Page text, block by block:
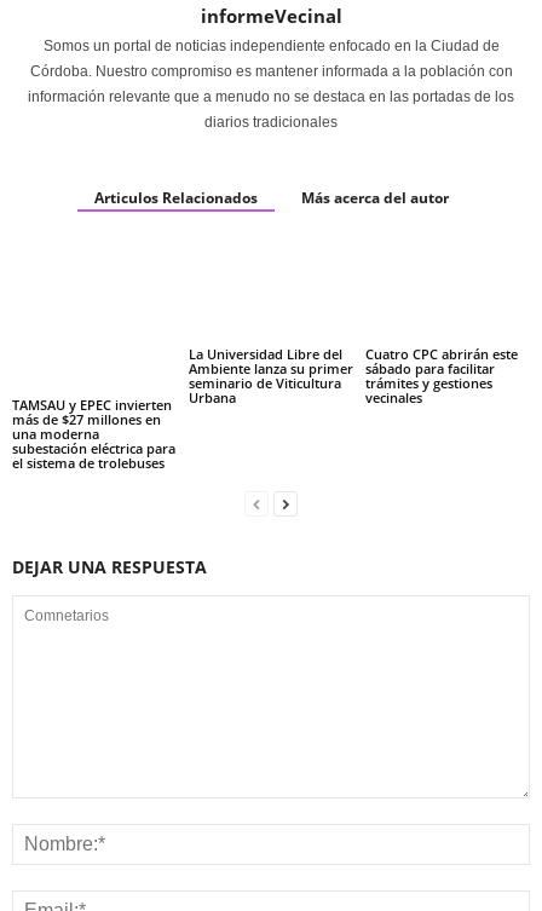
informeVecinal
Somos un portal de noticias independiente enfocado en la Ciudad de
Córdoba. Nuestro compromiso es mantener informada a la población con
información relevante que a menudo no se destaca en las portadas de los
diarios tradicionales
Articulos Relacionados Más acerca del autor
TAMSAU y EPEC invierten
más de $27 millones en
una moderna
subestación eléctrica para
el sistema de trolebuses
La Universidad Libre del
Ambiente lanza su primer
seminario de Viticultura
Urbana
Cuatro CPC abrirán este
sábado para facilitar
trámites y gestiones
vecinales
DEJAR UNA RESPUESTA